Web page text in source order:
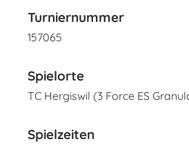
Turniernummer
157065
Spielorte
TC Hergiswil (3 Force ES
Spielzeiten